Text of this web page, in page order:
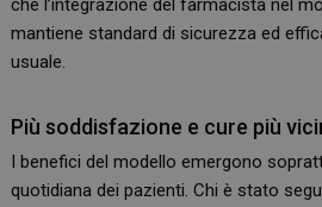
che l’integrazione del farmacista nel
mantiene standard di sicurezza ed
usuale.
Più soddisfazione e cure più
I benefici del modello emergono
quotidiana dei pazienti. Chi è stato